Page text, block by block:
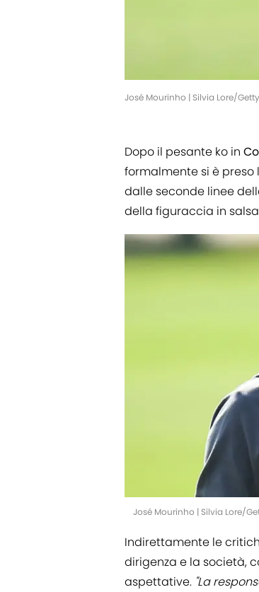
José Mourinho | Silvia Lore/
Dopo il pesante ko in
formalmente si è
dalle seconde linee
della figuraccia in
José Mourinho | Silvia Lore/
Indirettamente le
dirigenza e la società,
aspettative. "La